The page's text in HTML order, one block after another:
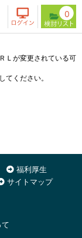
0
Ｌが変更されている可
てください。
福利厚生
サイトマップ